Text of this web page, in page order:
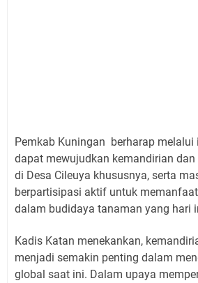
Pemkab Kuningan berharap
dapat mewujudkan kemandirian
di Desa Cileuya khususnya, serta
berpartisipasi aktif untuk
dalam budidaya tanaman yang hari
Kadis Katan menekankan,
menjadi semakin penting dalam
global saat ini. Dalam upaya